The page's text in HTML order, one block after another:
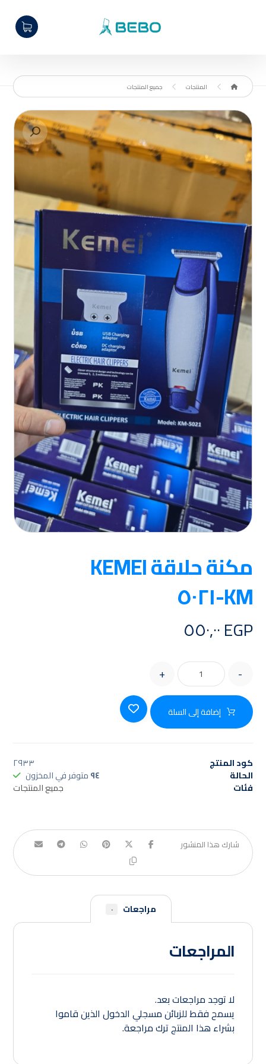
المنتجات جميع المنتجات
تكبير الصورة
مكنة حلاقة KEMEI
KM-٥٠٢١
EGP
-
+
إضافة إلى السلة
كود المنتج ٢٩٣٣
الحالة ٩٤متوفر في المخزون
فئات جميع المنتجات
مراجعات ٠
المراجعات
لا توجد مراجعات بعد.
يسمح فقط للزبائن مسجلي الدخول الذين قاموا
بشراء هذا المنتج ترك مراجعة.